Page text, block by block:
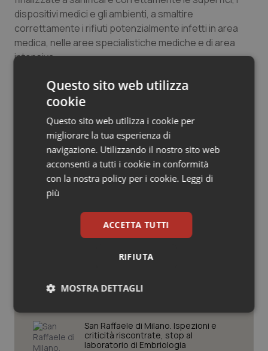
Salute orale & impianti
Sangue & coagulazione
Tumore al seno
Tumore ovarico
Tumori del Polmone & Testa Collo
Tumori gastrointestinali
Ulcera & Reflusso
dispositivi medici e gli ambienti, a smaltire
correttamente i rifiuti potenzialmente infetti in area
medica, nelle aree specialistiche mediche e di area
intensiva.
18 Novembre 2022
Potrebbe interessarti in
Friuli Venezia Giulia
fotografano la qualità reale del Ssn”
San Raffaele di Milano. Ispezioni e
criticità riscontrate, stop al
laboratorio di Embriologia
Questo sito web utilizza
cookie
Questo sito web utilizza i cookie per
migliorare la tua esperienza di
navigazione. Utilizzando il nostro sito web
acconsenti a tutti i cookie in conformità
con la nostra policy per i cookie. Leggi di
più
ACCETTA TUTTI
RIFIUTA
MOSTRA DETTAGLI
Necessari Statistici Marketing